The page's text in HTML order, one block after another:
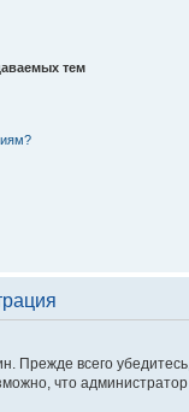
тем
Прежде всего
что